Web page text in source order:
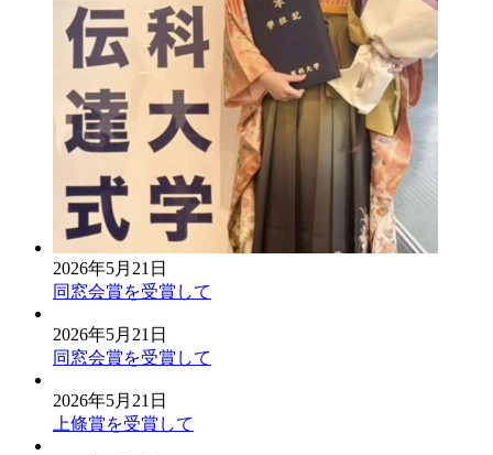
2026年5月21日
同窓会賞を受賞して
2026年5月21日
同窓会賞を受賞して
2026年5月21日
上條賞を受賞して